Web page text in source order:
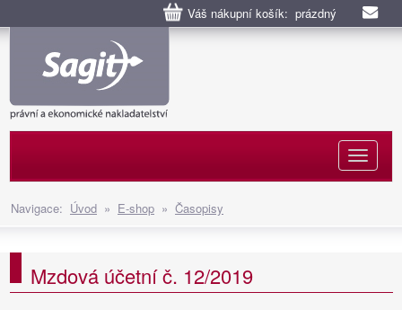
Váš nákupní košík: prázdný
Navigace: Úvod » E-shop » Časopisy
Mzdová účetní č. 12/2019